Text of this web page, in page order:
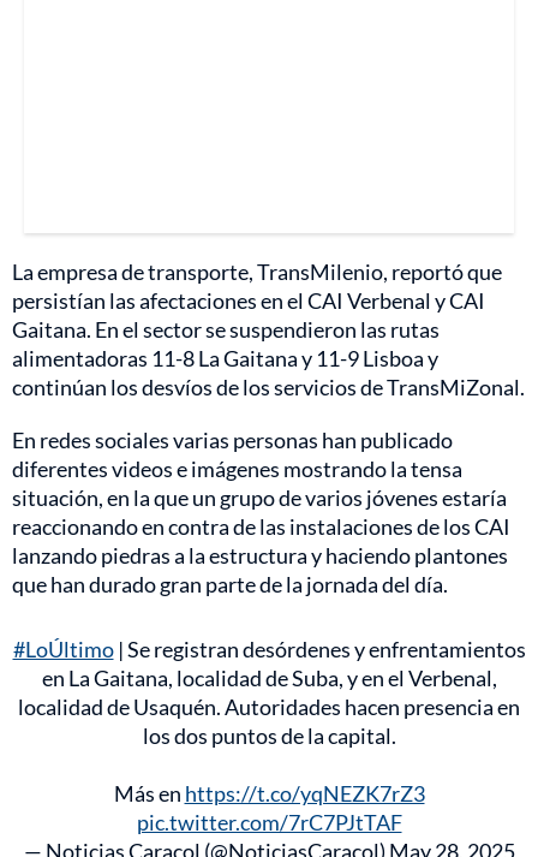
La empresa de transporte, TransMilenio, reportó que
persistían las afectaciones en el CAI Verbenal y CAI
Gaitana. En el sector se suspendieron las rutas
alimentadoras 11-8 La Gaitana y 11-9 Lisboa y
continúan los desvíos de los servicios de TransMiZonal.
En redes sociales varias personas han publicado
diferentes videos e imágenes mostrando la tensa
situación, en la que un grupo de varios jóvenes estaría
reaccionando en contra de las instalaciones de los CAI
lanzando piedras a la estructura y haciendo plantones
que han durado gran parte de la jornada del día.
#LoÚltimo| Se registran desórdenes y enfrentamientos
en La Gaitana, localidad de Suba, y en el Verbenal,
localidad de Usaquén. Autoridades hacen presencia en
los dos puntos de la capital.
Más en https://t.co/yqNEZK7rZ3
pic.twitter.com/7rC7PJtTAF
— Noticias Caracol (@NoticiasCaracol) May 28, 2025